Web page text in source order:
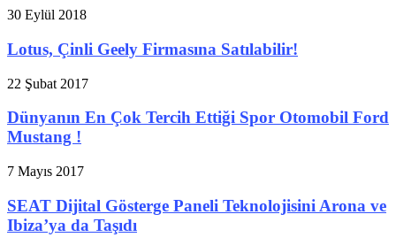
30 Eylül 2018
Lotus, Çinli Geely Firmasına Satılabilir!
22 Şubat 2017
Dünyanın En Çok Tercih Ettiği Spor Otomobil Ford
Mustang !
7 Mayıs 2017
SEAT Dijital Gösterge Paneli Teknolojisini Arona ve
Ibiza’ya da Taşıdı